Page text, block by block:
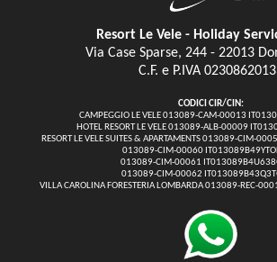
Resort Le Vele - Holiday
Via Case Sparse, 244 - 22013
C.F. e P.IVA
CODICI CIR/CIN:
CAMPEGGIO LE VELE 013089-CAM-00013
HOTEL RESORT LE VELE 013089-ALB-00009
RESORT LE VELE SUITES & APARTAMENTS 013089-CIM-
013089-CIM-00060
013089-CIM-00061
013089-CIM-00062
VILLA CAROLINA FORESTERIA LOMBARDA 013089-REC-